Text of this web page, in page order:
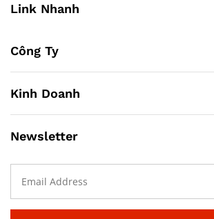
Link Nhanh
Công Ty
Kinh Doanh
Newsletter